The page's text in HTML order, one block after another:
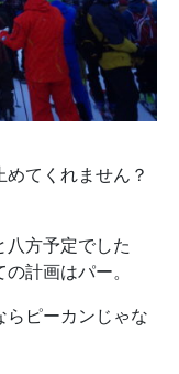
てくれません？
方予定でした
計画はパー。
らピーカンじゃな